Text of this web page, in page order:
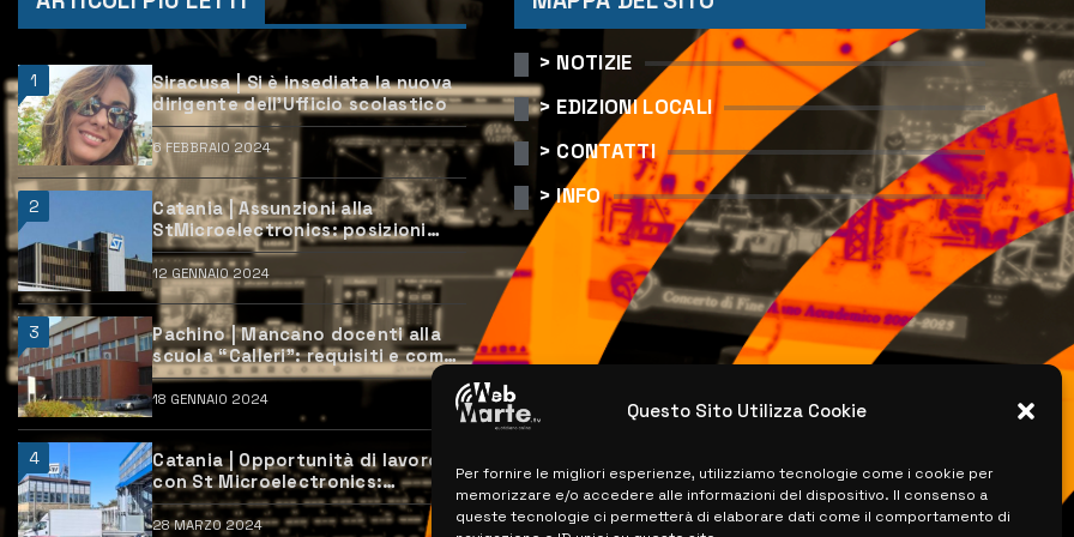
Questo Sito Utilizza Cookie
Per fornire le migliori esperienze, utilizziamo tecnologie come i cookie per
memorizzare e/o accedere alle informazioni del dispositivo. Il consenso a
queste tecnologie ci permetterà di elaborare dati come il comportamento di
1
Siracusa | Si è insediata la nuova
dirigente dell’Ufficio scolastico
6 FEBBRAIO 2024
2
Catania | Assunzioni alla
StMicroelectronics: posizioni
aperte e come candidarsi
12 GENNAIO 2024
3
Pachino | Mancano docenti alla
scuola “Calleri”: requisiti e come
candidarsi
18 GENNAIO 2024
4
Catania | Opportunità di lavoro
con St Microelectronics:
centinaia di assunzioni previste
28 MARZO 2024
> NOTIZIE
> EDIZIONI LOCALI
> CONTATTI
> INFO